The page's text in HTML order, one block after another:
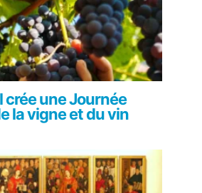
crée une Journée
la vigne et du vin